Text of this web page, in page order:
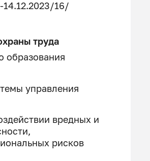
14.12.2023/16/
труда
образования
управления
вредных и
рисков